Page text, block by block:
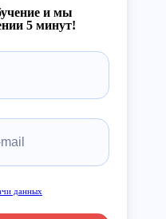
и мы
5 минут!
данных